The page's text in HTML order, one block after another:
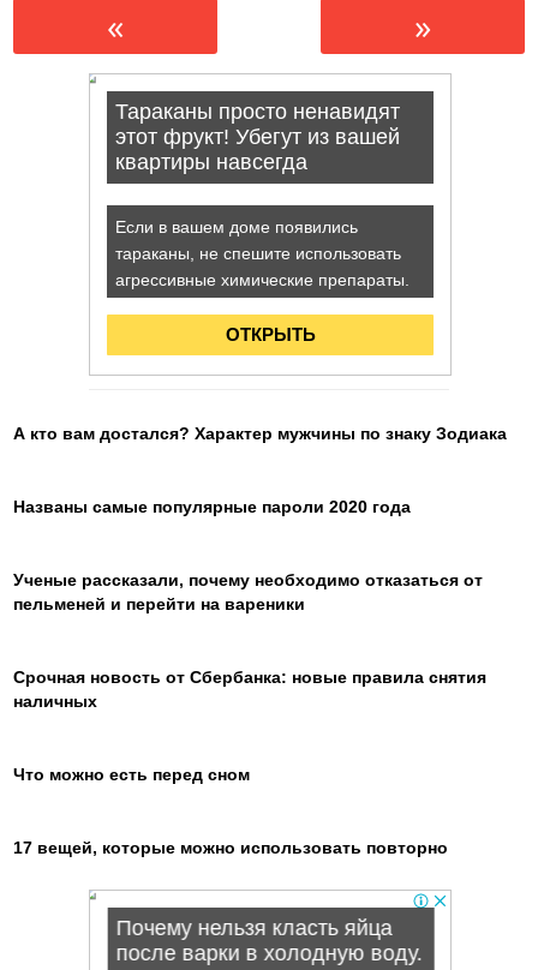
« »
А кто вам достался? Характер мужчины по знаку Зодиака
Названы самые популярные пароли 2020 года
Ученые рассказали, почему необходимо отказаться от
пельменей и перейти на вареники
Срочная новость от Сбербанка: новые правила снятия
наличных
Что можно есть перед сном
17 вещей, которые можно использовать повторно